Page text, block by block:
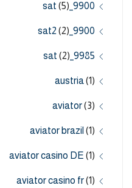
9900_sat
(5)
9900_sat2
(2)
9985_sat
(2)
austria(1)
aviator(3)
aviator brazil (1)
aviator casino DE (1)
aviator casino fr(1)